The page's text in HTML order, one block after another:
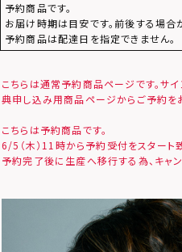
予約商品です。
お届け時期は目安です。前後する場合
予約商品は配達日を指定できません。
こちらは通常予約商品ページです。サ
典申し込み用商品ページからご予約を
こちらは予約商品です。
6/5（木）11時から予約受付をスタート致
予約完了後に生産へ移行する為、キャ